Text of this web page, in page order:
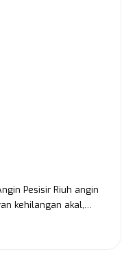
Pesisir Riuh angin
kehilangan akal,…